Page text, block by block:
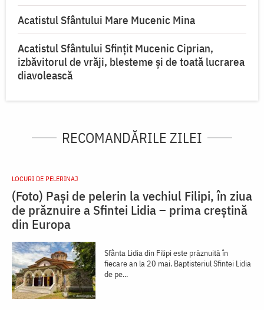
Acatistul Sfântului Mare Mucenic Mina
Acatistul Sfântului Sfințit Mucenic Ciprian,
izbăvitorul de vrăji, blesteme și de toată lucrarea
diavolească
RECOMANDĂRILE ZILEI
LOCURI DE PELERINAJ
(Foto) Pași de pelerin la vechiul Filipi, în ziua
de prăznuire a Sfintei Lidia – prima creștină
din Europa
Sfânta Lidia din Filipi este prăznuită în
fiecare an la 20 mai. Baptisteriul Sfintei Lidia
de pe...